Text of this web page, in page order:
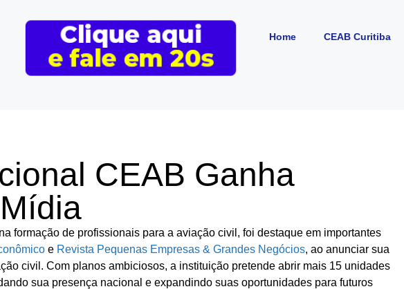
Home CEAB Curitiba
CEAB Ganha
formação de profissionais para a aviação civil, foi destaque em importantes
e Revista Pequenas Empresas & Grandes Negócios, ao anunciar sua
civil. Com planos ambiciosos, a instituição pretende abrir mais 15 unidades
sua presença nacional e expandindo suas oportunidades para futuros